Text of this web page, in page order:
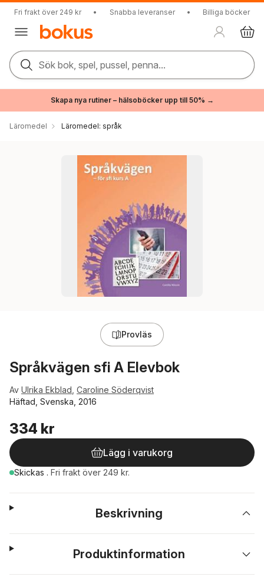
Fri frakt över 249 kr • Snabba leveranser • Billiga böcker
Sök bok, spel, pussel, penna...
Skapa nya rutiner – hälsoböcker upp till 50% →
Läromedel Läromedel: språk
Provläs
Språkvägen sfi A Elevbok
Av Ulrika Ekblad Caroline Söderqvist
Häftad, Svenska, 2016
334 kr
Lägg i varukorg
Skickas . Fri frakt över 249 kr.
Beskrivning
Produktinformation